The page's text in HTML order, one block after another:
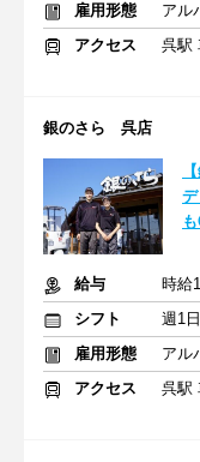
雇用形態
アル
アクセス
呉駅
銀のさら 呉店
給与
時給
シフト
週1
雇用形態
アル
アクセス
呉駅